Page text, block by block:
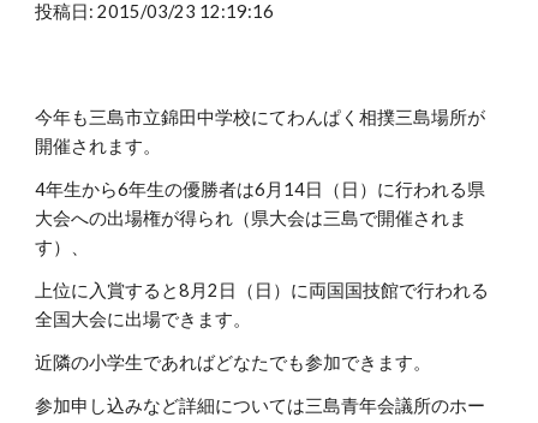
投稿日: 2015/03/23 12:19:16
今年も三島市立錦田中学校にてわんぱく相撲三島場所が
開催されます。
4年生から6年生の優勝者は6月14日（日）に行われる県
大会への出場権が得られ（県大会は三島で開催されま
す）、
上位に入賞すると8月2日（日）に両国国技館で行われる
全国大会に出場できます。
近隣の小学生であればどなたでも参加できます。
参加申し込みなど詳細については三島青年会議所のホー